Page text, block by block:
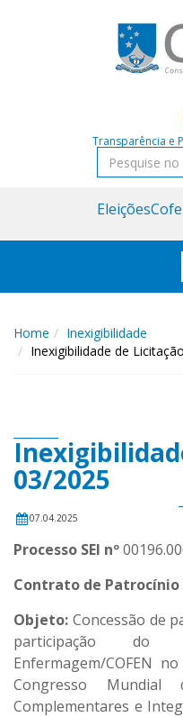
Transparência e
Pesquisar
Eleições
Home
Inexigibilidade
Inexigibilidade de
03/2025
07.04.2025
Processo SEI nº
Contrato de Patrocínio
Objeto: Concessão de
participação do
Enfermagem/COFEN
Congresso Mundial
Complementares e